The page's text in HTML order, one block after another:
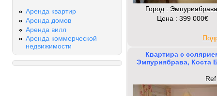
Аренда квартир
Аренда домов
Аренда вилл
Аренда коммерческой
недвижимости
Город : Эмпуриабрава
Цена : 399 000€
Квартира с
Эмпуриябрава, Коста